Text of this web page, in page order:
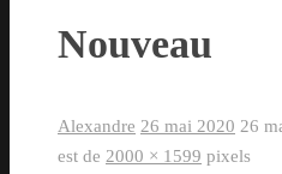
Nouveau
Alexandre 26 mai 2020 26
est de 2000 × 1599 pixels